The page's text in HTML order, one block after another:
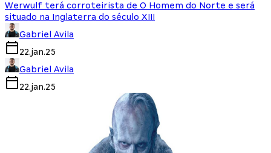
Werwulf terá corroteirista de O Homem do Norte e será
situado na Inglaterra do século XIII
Gabriel Avila
22.jan.25
Gabriel Avila
22.jan.25